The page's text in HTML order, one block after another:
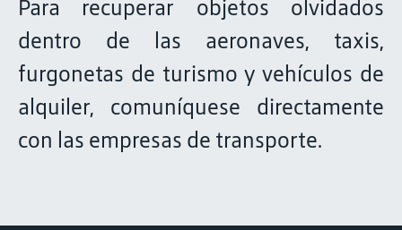
Para recuperar objetos olvidados
dentro de las aeronaves, taxis,
furgonetas de turismo y vehículos de
alquiler, comuníquese directamente
con las empresas de transporte.